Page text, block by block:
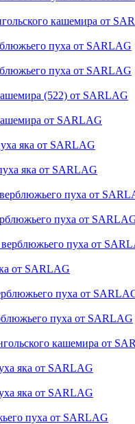
кашемира от
пуха от SARLAG
пуха от SARLAG
(522) от SARLAG
от SARLAG
яка от SARLAG
яка от SARLAG
пуха от
пуха от
пуха от
от SARLAG
пуха от
пуха от SARLAG
кашемира от
яка от SARLAG
яка от SARLAG
пуха от SARLAG